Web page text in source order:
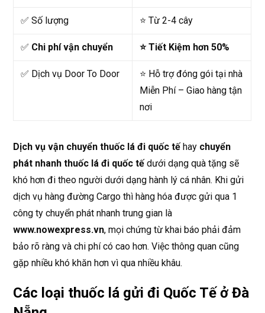
✅ Số lượng ⭐ Từ 2-4 cây
✅ Chi phí vận chuyển ⭐ Tiết Kiệm hơn 50%
✅ Dịch vụ Door To Door
⭐ Hỗ trợ đóng gói tại nhà
Miễn Phí – Giao hàng tận
nơi
Dịch vụ vận chuyển thuốc lá đi quốc tếhay chuyển
phát nhanh thuốc lá đi quốc tếdưới dạng quà tặng sẽ
khó hơn đi theo người dưới dạng hành lý cá nhân. Khi gửi
dịch vụ hàng đường Cargo thì hàng hóa được gửi qua 1
công ty chuyển phát nhanh trung gian là
www.nowexpress.vn, mọi chứng từ khai báo phải đảm
bảo rõ ràng và chi phí có cao hơn. Việc thông quan cũng
gặp nhiều khó khăn hơn vì qua nhiều khâu.
Các loại thuốc lá gửi đi Quốc Tế ở Đà